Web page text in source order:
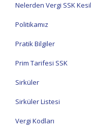
Nelerden Vergi SSK
Politikamız
Pratik Bilgiler
Prim Tarifesi SSK
Sirküler
Sirküler Listesi
Vergi Kodları